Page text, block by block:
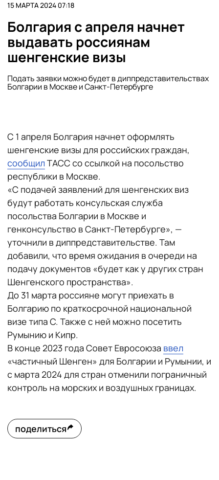
15 МАРТА 2024 07:18
Болгария с апреля начнет
выдавать россиянам
шенгенские визы
Подать заявки можно будет в диппредставительствах
Болгарии в Москве и Санкт-Петербурге
С 1 апреля Болгария начнет оформлять
шенгенские визы для российских граждан,
сообщилТАСС со ссылкой на посольство
республики в Москве.
«С подачей заявлений для шенгенских виз
будут работать консульская служба
посольства Болгарии в Москве и
генконсульство в Санкт-Петербурге», —
уточнили в диппредставительстве. Там
добавили, что время ожидания в очереди на
подачу документов «будет как у других стран
Шенгенского пространства».
До 31 марта россияне могут приехать в
Болгарию по краткосрочной национальной
визе типа С. Также с ней можно посетить
Румынию и Кипр.
В конце 2023 года Совет Евросоюза ввел
«частичный Шенген» для Болгарии и Румынии, и
с марта 2024 для стран отменили пограничный
контроль на морских и воздушных границах.
поделиться